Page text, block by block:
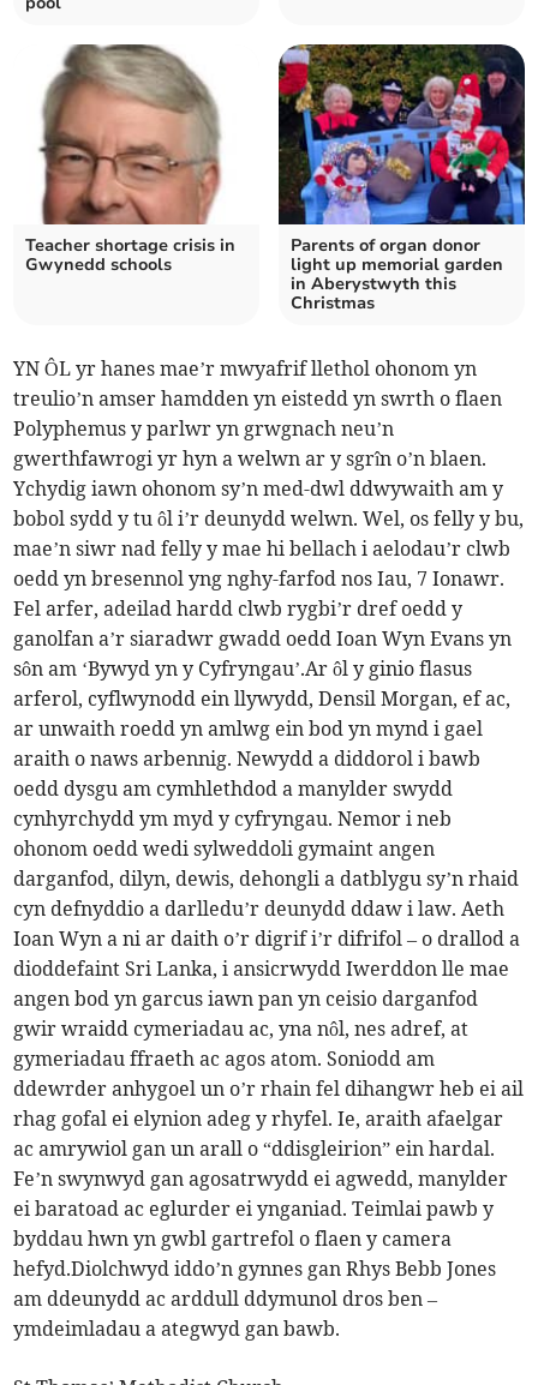
Teacher shortage crisis in
Gwynedd schools
Parents of organ donor
light up memorial garden
in Aberystwyth this
Christmas
YN ÔL yr hanes mae’r mwyafrif llethol ohonom yn
treulio’n amser hamdden yn eistedd yn swrth o flaen
Polyphemus y parlwr yn grwgnach neu’n
gwerthfawrogi yr hyn a welwn ar y sgrîn o’n blaen.
Ychydig iawn ohonom sy’n med-dwl ddwywaith am y
bobol sydd y tu ôl i’r deunydd welwn. Wel, os felly y bu,
mae’n siwr nad felly y mae hi bellach i aelodau’r clwb
oedd yn bresennol yng nghy-farfod nos Iau, 7 Ionawr.
Fel arfer, adeilad hardd clwb rygbi’r dref oedd y
ganolfan a’r siaradwr gwadd oedd Ioan Wyn Evans yn
sôn am ‘Bywyd yn y Cyfryngau’.Ar ôl y ginio flasus
arferol, cyflwynodd ein llywydd, Densil Morgan, ef ac,
ar unwaith roedd yn amlwg ein bod yn mynd i gael
araith o naws arbennig. Newydd a diddorol i bawb
oedd dysgu am cymhlethdod a manylder swydd
cynhyrchydd ym myd y cyfryngau. Nemor i neb
ohonom oedd wedi sylweddoli gymaint angen
darganfod, dilyn, dewis, dehongli a datblygu sy’n rhaid
cyn defnyddio a darlledu’r deunydd ddaw i law. Aeth
Ioan Wyn a ni ar daith o’r digrif i’r difrifol – o drallod a
dioddefaint Sri Lanka, i ansicrwydd Iwerddon lle mae
angen bod yn garcus iawn pan yn ceisio darganfod
gwir wraidd cymeriadau ac, yna nôl, nes adref, at
gymeriadau ffraeth ac agos atom. Soniodd am
ddewrder anhygoel un o’r rhain fel dihangwr heb ei ail
rhag gofal ei elynion adeg y rhyfel. Ie, araith afaelgar
ac amrywiol gan un arall o “ddisgleirion” ein hardal.
Fe’n swynwyd gan agosatrwydd ei agwedd, manylder
ei baratoad ac eglurder ei ynganiad. Teimlai pawb y
byddau hwn yn gwbl gartrefol o flaen y camera
hefyd.Diolchwyd iddo’n gynnes gan Rhys Bebb Jones
am ddeunydd ac arddull ddymunol dros ben –
ymdeimladau a ategwyd gan bawb.